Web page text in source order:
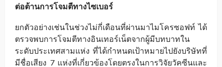
ต่อต้านการโจมตีทางไซเบอร์
ยกตัวอย่างเช่นในช่วงไม่กี่เดือนที่ผ่านมาไมโครซอฟท์ ได้
ตรวจพบการโจมตีทางอินเทอร์เน็ตจากผู้มีบทบาทใน
ระดับประเทศสามแห่ง ที่ได้กำหนดเป้าหมายไปยังบริษัทที่
มีชื่อเสียง 7 แห่งที่เกี่ยวข้องโดยตรงในการวิจัยวัคซีนและ